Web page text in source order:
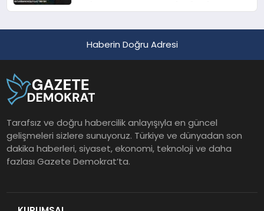
Haberin Doğru Adresi
Tarafsız ve doğru habercilik anlayışıyla en güncel
gelişmeleri sizlere sunuyoruz. Türkiye ve dünyadan son
dakika haberleri, siyaset, ekonomi, teknoloji ve daha
fazlası Gazete Demokrat’ta.